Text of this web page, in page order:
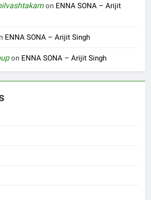
on ENNA SONA – Arijit
ENNA SONA – Arijit Singh
on ENNA SONA – Arijit Singh